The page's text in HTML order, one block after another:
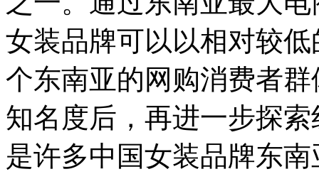
女装品牌可以以相对较
个东南亚的网购消费者
知名度后，再进一步探
是许多中国女装品牌东